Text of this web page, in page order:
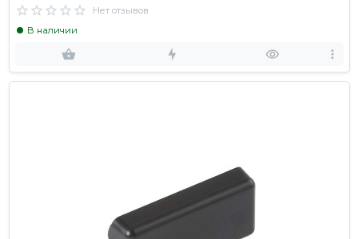
Нет отзывов
В наличии